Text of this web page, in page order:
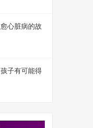
心脏病的故
子有可能得